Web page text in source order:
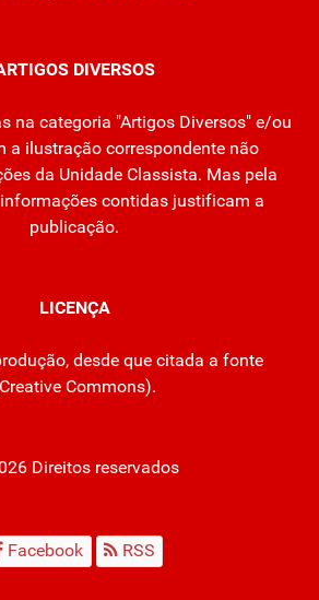
DIVERSOS
na categoria "Artigos Diversos" e/ou
a ilustração correspondente não
da Unidade Classista. Mas pela
contidas justificam a
publicação.
LICENÇA
desde que citada a fonte
Commons).
Direitos reservados
Facebook RSS